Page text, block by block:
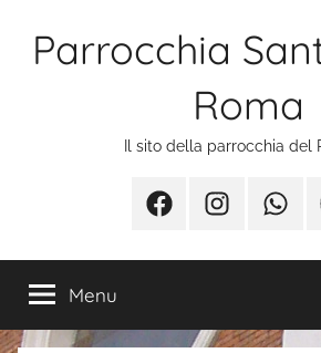
Parrocchia
Roma
Il sito della parrocchia del
FacebookInstagram
Menu